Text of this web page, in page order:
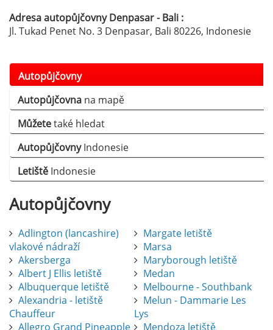
Adresa autopůjčovny Denpasar - Bali :
Jl. Tukad Penet No. 3 Denpasar, Bali 80226, Indonesie
Autopůjčovny
Autopůjčovna na mapě
Můžetetaké hledat
AutopůjčovnyIndonesie
Letiště Indonesie
Autopůjčovny
Adlington (lancashire)
vlakové nádraží
Akersberga
Albert J Ellis letiště
Albuquerque letiště
Alexandria - letiště
Chauffeur
Allegro Grand Pineapple
Margate letiště
Marsa
Maryborough letiště
Medan
Melbourne - Southbank
Melun - Dammarie Les
Lys
Mendoza letiště